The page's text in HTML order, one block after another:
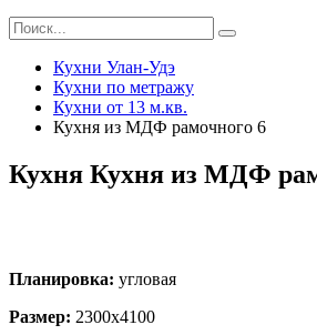
Кухни Улан-Удэ
Кухни по метражу
Кухни от 13 м.кв.
Кухня из МДФ рамочного 6
Кухня Кухня из МДФ
Планировка: угловая
Размер: 2300х4100